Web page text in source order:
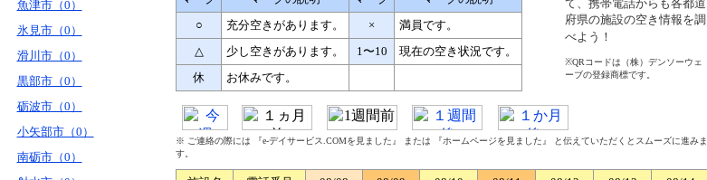
魚津市（0）
氷見市（0）
滑川市（0）
黒部市（0）
砺波市（0）
小矢部市（0）
南砺市（0）
○
充分空きがあります。 ×
満員です。
△
少し空きがあります。 1〜10
現在の空き状況です。
休
お休みです。
て、携帯電話からも各都道
府県の施設の空き情報を調
べよう！
※QRコードは（株）デンソーウェ
ーブの登録商標です。
※ ご連絡の際には 『e-デイサービス.COMを見ました』 または 『ホームページを見ました』 と伝えていただくとスムーズに進みま
す。